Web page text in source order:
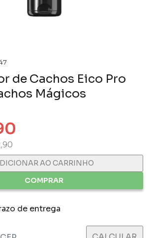
de Cachos Eico Pro
Mágicos
AO CARRINHO
COMPRAR
de entrega